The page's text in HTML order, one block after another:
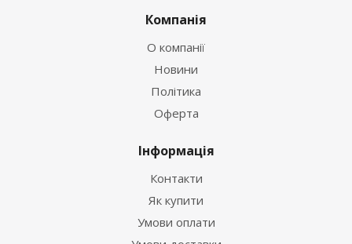
Компанія
О компанії
Новини
Політика
Оферта
Інформація
Контакти
Як купити
Умови оплати